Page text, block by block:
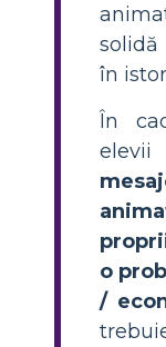
în
În
o
/